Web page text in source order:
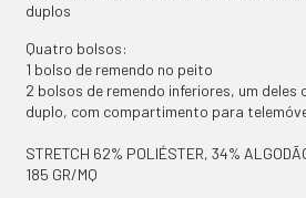
duplos
Quatro bolsos:
1 bolso de remendo no peito
2 bolsos de remendo inferiores, um deles
duplo, com compartimento para
STRETCH 62% POLIÉSTER, 34%
185 GR/MQ